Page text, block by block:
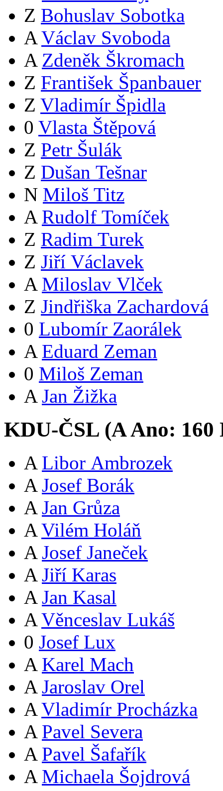
Z Bohuslav Sobotka
A Václav Svoboda
A Zdeněk Škromach
Z František Španbauer
Z Vladimír Špidla
0 Vlasta Štěpová
Z Petr Šulák
Z Dušan Tešnar
N Miloš Titz
A Rudolf Tomíček
Z Radim Turek
Z Jiří Václavek
A Miloslav Vlček
Z Jindřiška Zachardová
0 Lubomír Zaorálek
A Eduard Zeman
0 Miloš Zeman
A Jan Žižka
KDU-ČSL (AAno: 160
A Libor Ambrozek
A Josef Borák
A Jan Grůza
A Vilém Holáň
A Josef Janeček
A Jiří Karas
A Jan Kasal
A Věnceslav Lukáš
0 Josef Lux
A Karel Mach
A Jaroslav Orel
A Vladimír Procházka
A Pavel Severa
A Pavel Šafařík
A Michaela Šojdrová